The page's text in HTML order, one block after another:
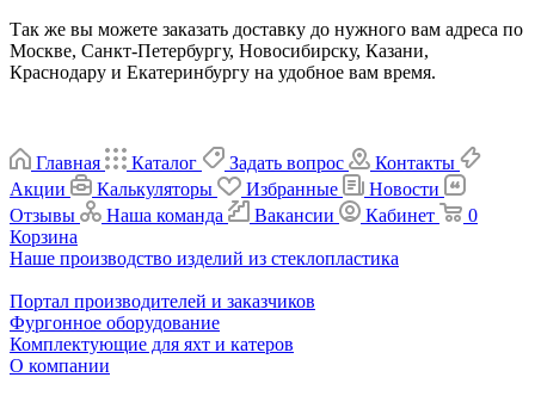
Так же вы можете заказать доставку до нужного вам адреса по
Москве, Санкт-Петербургу, Новосибирску, Казани,
Краснодару и Екатеринбургу на удобное вам время.
Главная Каталог Задать вопрос
Контакты
Акции
Калькуляторы Избранные
Новости
Отзывы
Наша команда Вакансии Кабинет
0
Корзина
Наше производство изделий из стеклопластика
Портал производителей и заказчиков
Фургонное оборудование
Комплектующие для яхт и катеров
О компании